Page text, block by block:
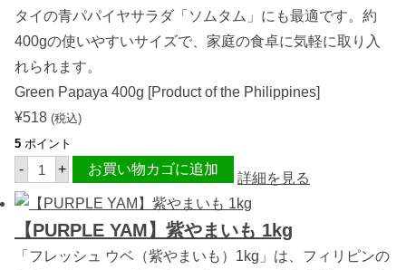
】
個
タイの青パパイヤサラダ「ソムタム」にも最適です。約
400gの使いやすいサイズで、家庭の食卓に気軽に取り入
れられます。
Green Papaya 400g [Product of the Philippines]
¥518 (税込)
5 ポイント
- グ
リ
ー
ン
パ
パ
イ
ヤ
+ お買い物カゴに追加
詳細を見る
【PURPLE YAM】紫やまいも 1kg
「フレッシュ ウベ（紫やまいも）1kg」は、フィリピンの